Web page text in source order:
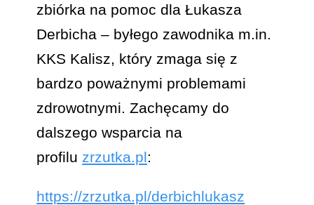
zbiórka na pomoc dla Łukasza
Derbicha – byłego zawodnika m.in.
KKS Kalisz, który zmaga się z
bardzo poważnymi problemami
zdrowotnymi. Zachęcamy do
dalszego wsparcia na
profilu zrzutka.pl:
https://zrzutka.pl/derbichlukasz